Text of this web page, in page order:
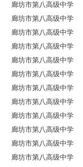
廊坊市第八高级中学
廊坊市第八高级中学
廊坊市第八高级中学
廊坊市第八高级中学
廊坊市第八高级中学
廊坊市第八高级中学
廊坊市第八高级中学
廊坊市第八高级中学
廊坊市第八高级中学
廊坊市第八高级中学
廊坊市第八高级中学
廊坊市第八高级中学